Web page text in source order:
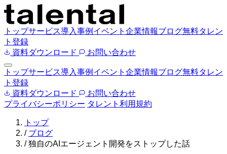
トップサービス導入事例 イベント 企業情報ブログ無料タレン
ト登録
資料ダウンロード
お問い合わせ
トップサービス導入事例 イベント 企業情報ブログ無料タレン
ト登録
資料ダウンロード
お問い合わせ
プライバシーポリシー タレント利用規約
トップ
/ ブログ
/ 独自のAIエージェント開発をストップした話